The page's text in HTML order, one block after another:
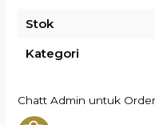
Stok
Kategori
Chatt Admin untuk